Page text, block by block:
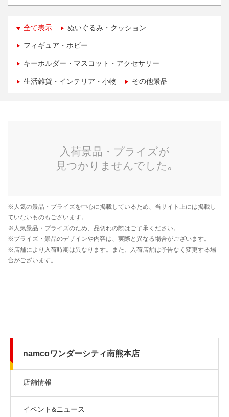
全て表示 ぬいぐるみ・クッション
フィギュア・ホビー
キーホルダー・マスコット・アクセサリー
生活雑貨・インテリア・小物 その他景品
namcoワンダーシティ南熊本店
店舗情報
イベント&ニュース